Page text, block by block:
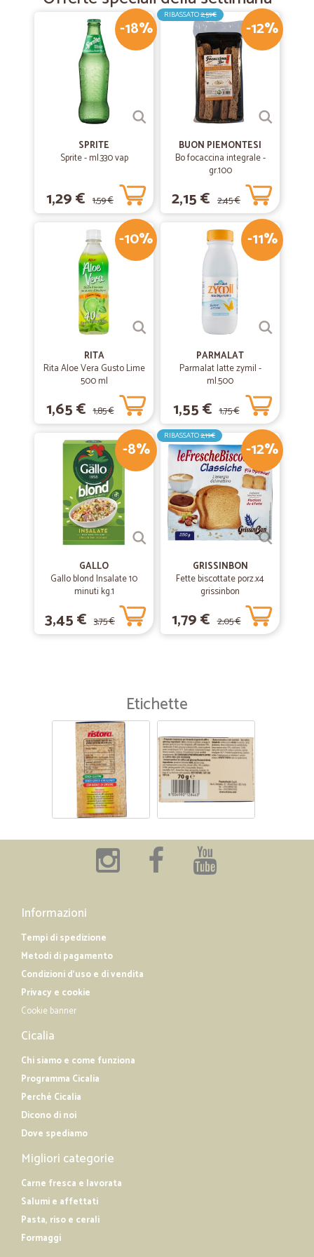
-18%
SPRITE
Sprite - ml.330 vap
1,29 € 1,59 €
-12%
RIBASSATO2,59€
BUON PIEMONTESI
Bo focaccina integrale -
gr.100
2,15 € 2,45 €
-10%
RITA
Rita Aloe Vera Gusto Lime
500 ml
1,65 € 1,85 €
-11%
PARMALAT
Parmalat latte zymil -
ml.500
1,55 € 1,75 €
-8%
GALLO
Gallo blond Insalate 10
minuti kg.1
3,45 € 3,75 €
-12%
RIBASSATO2,19€
GRISSINBON
Fette biscottate porz.x4
grissinbon
1,79 € 2,05 €
Etichette
Informazioni
Tempi di spedizione
Metodi di pagamento
Condizioni d'uso e di vendita
Privacy e cookie
Cookie banner
Cicalia
Chi siamo e come funziona
Programma Cicalia
Perché Cicalia
Dicono di noi
Dove spediamo
Migliori categorie
Carne fresca e lavorata
Salumi e affettati
Pasta, riso e cerali
Formaggi